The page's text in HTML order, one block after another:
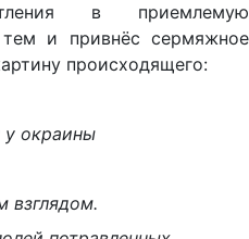
в приемлемую
и привнёс сермяжное
происходящего:
окраины
взглядом.